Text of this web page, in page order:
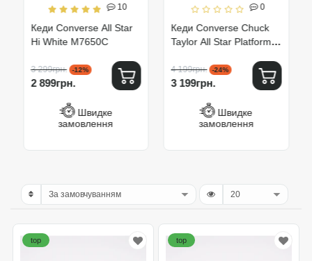
10
Кеди Converse All Star
Hi White M7650C
3 299грн. -12%
2 899грн.
Швидке
замовлення
0
Кеди Converse Chuck
Taylor All Star Platform
4 199грн. -24%
3 199грн.
Швидке
замовлення
top top